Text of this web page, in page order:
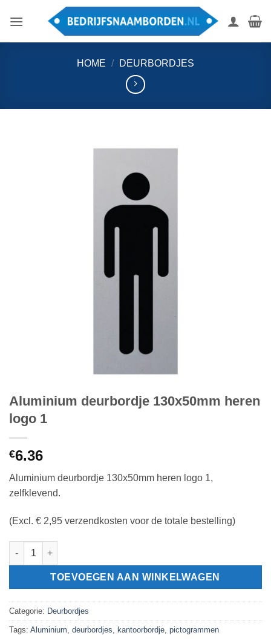
naar
HOME / DEURBORDJES
Aluminium deurbordje 130x50mm heren
logo 1
€6.36
Aluminium deurbordje 130x50mm heren logo 1,
zelfklevend.
(Excl. € 2,95 verzendkosten voor de totale bestelling)
Aluminium deurbordje 130x50mm heren logo 1 aantal
TOEVOEGEN AAN WINKELWAGEN
Categorie: Deurbordjes
Tags: Aluminium deurbordjes kantoorbordje pictogrammen